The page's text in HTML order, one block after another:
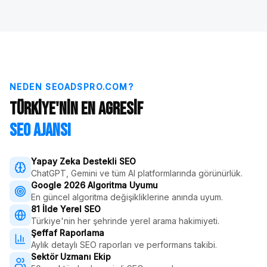
NEDEN SEOADSPRO.COM?
Türkiye'nin En Agresif
SEO Ajansı
Yapay Zeka Destekli SEO
ChatGPT, Gemini ve tüm AI platformlarında görünürlük.
Google 2026 Algoritma Uyumu
En güncel algoritma değişikliklerine anında uyum.
81 İlde Yerel SEO
Türkiye'nin her şehrinde yerel arama hakimiyeti.
Şeffaf Raporlama
Aylık detaylı SEO raporları ve performans takibi.
Sektör Uzmanı Ekip